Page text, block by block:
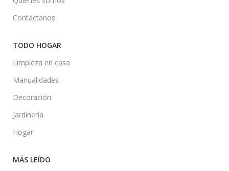
Contáctanos
TODO HOGAR
Limpieza en casa
Manualidades
Decoración
Jardinería
Hogar
MÁS LEÍDO